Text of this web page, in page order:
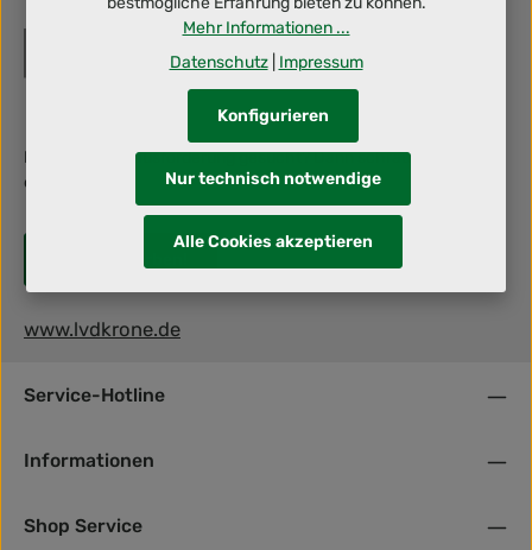
Berufliche Herausforderung gesucht? Dann schraub' mit uns an
deiner Zukunft!
www.lvdkrone.de
Service-Hotline
Informationen
Shop Service
Mehr Informationen ...
Datenschutz| Impressum
Nur technisch notwendige
Konfigurieren
Alle Cookies akzeptieren